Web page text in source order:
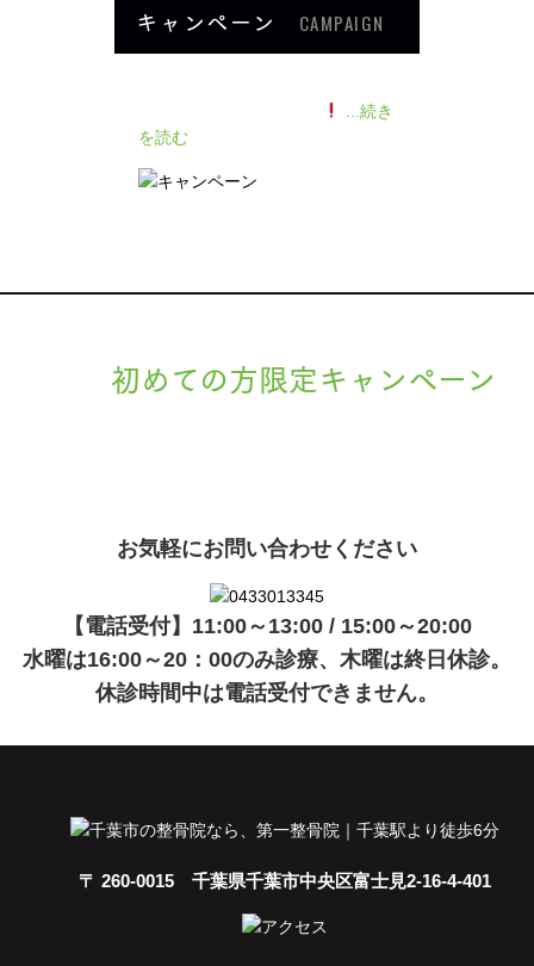
キャンペーン CAMPAIGN
...続き
を読む
初めての方限定キャンペーン
お気軽にお問い合わせください
【電話受付】11:00～13:00 / 15:00～20:00
水曜は16:00～20：00のみ診療、木曜は終日休診。
休診時間中は電話受付できません。
〒 260-0015 千葉県千葉市中央区富士見2-16-4-401